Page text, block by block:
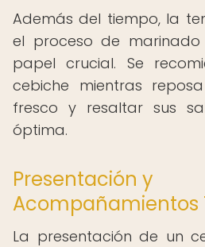
Además del tiempo, la
el proceso de
papel crucial. Se
cebiche mientras
fresco y resaltar sus
óptima.
Presentación y
Acompañamientos
La presentación de un